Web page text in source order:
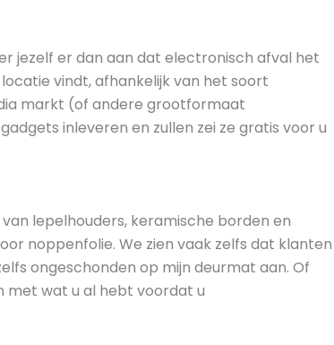
jezelf er dan aan dat electronisch afval het
vindt, afhankelijk van het soort
markt (of andere grootformaat
inleveren en zullen zei ze gratis voor u
lepelhouders, keramische borden en
noppenfolie. We zien vaak zelfs dat klanten
ongeschonden op mijn deurmat aan. Of
met wat u al hebt voordat u